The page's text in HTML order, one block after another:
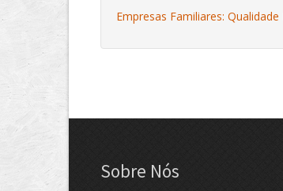
Empresas Familiares:
Sobre Nós